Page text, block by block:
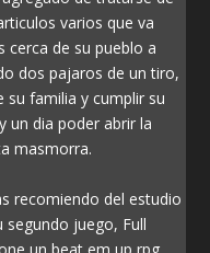
varios que va
cerca de su pueblo a
dos pajaros de un tiro,
familia y cumplir su
un dia poder abrir la
masmorra.
recomiendo del estudio
segundo juego, Full
un beat em up rpg